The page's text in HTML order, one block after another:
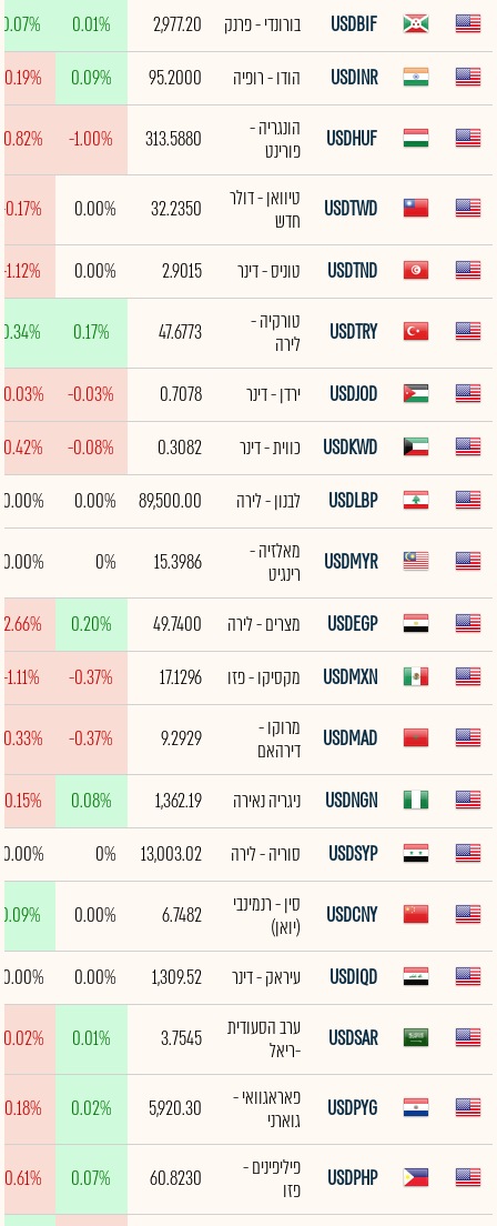
USDBIF בורונדי - פרנק 2,977.20
0.01%
0.07%
USDINR
הודו - רופיה 95.2000
0.09%
-0.19%
USDHUF
הונגריה -
פורינט
313.5880
-1.00%
USDTWD
טיוואן - דולר
חדש
32.2350
0.00%
-0.17%
USDTND טוניס - דינר 2.9015
0.00%
-1.12%
USDTRY
טורקיה -
לירה
47.6773
0.17%
0.34%
USDJOD ירדן - דינר 0.7078
-0.03%
USDKWD
כווית - דינר 0.3082
-0.08%
USDLBP
לבנון - לירה 89,500.00
0.00%
0.00%
USDMYR
מאלזיה -
רינגיט
15.3986
0%
0.00%
USDEGP מצרים - לירה 49.7400
0.20%
-2.66%
USDMXN
מקסיקו - פזו 17.1296
-0.37%
-1.11%
USDMAD
מרוקו -
דירהאם
9.2929
-0.37%
USDNGN ניגריה נאירה 1,362.19
0.08%
-0.15%
USDSYP
סוריה - לירה 13,003.02
0%
0.00%
USDCNY
סין - רנמינבי
(יואן)
6.7482
0.00%
0.09%
USDIQD עיראק - דינר 1,309.52
0.00%
0.00%
USDSAR
ערב הסעודית
-ריאל
3.7545
0.01%
USDPYG
פאראגוואי -
גוארני
5,920.30
0.02%
-0.18%
USDPHP
פיליפינים -
פזו
60.8230
0.07%
-0.61%